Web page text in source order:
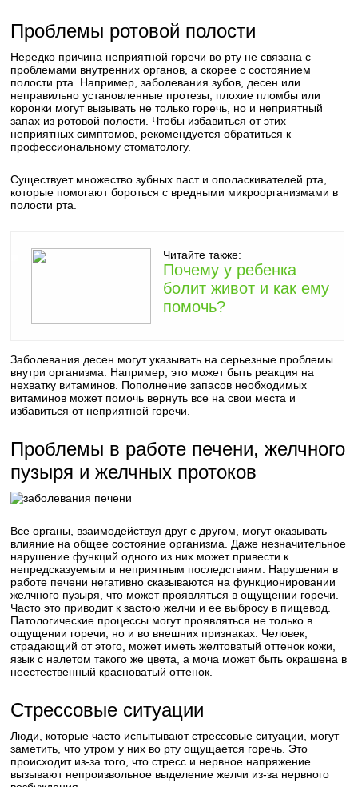
Проблемы ротовой полости
Нередко причина неприятной горечи во рту не связана с
проблемами внутренних органов, а скорее с состоянием
полости рта. Например, заболевания зубов, десен или
неправильно установленные протезы, плохие пломбы или
коронки могут вызывать не только горечь, но и неприятный
запах из ротовой полости. Чтобы избавиться от этих
неприятных симптомов, рекомендуется обратиться к
профессиональному стоматологу.
Существует множество зубных паст и ополаскивателей рта,
которые помогают бороться с вредными микроорганизмами в
полости рта.
Читайте также:
Почему у ребенка
болит живот и как ему
помочь?
Заболевания десен могут указывать на серьезные проблемы
внутри организма. Например, это может быть реакция на
нехватку витаминов. Пополнение запасов необходимых
витаминов может помочь вернуть все на свои места и
избавиться от неприятной горечи.
Проблемы в работе печени, желчного
пузыря и желчных протоков
Все органы, взаимодействуя друг с другом, могут оказывать
влияние на общее состояние организма. Даже незначительное
нарушение функций одного из них может привести к
непредсказуемым и неприятным последствиям. Нарушения в
работе печени негативно сказываются на функционировании
желчного пузыря, что может проявляться в ощущении горечи.
Часто это приводит к застою желчи и ее выбросу в пищевод.
Патологические процессы могут проявляться не только в
ощущении горечи, но и во внешних признаках. Человек,
страдающий от этого, может иметь желтоватый оттенок кожи,
язык с налетом такого же цвета, а моча может быть окрашена в
неестественный красноватый оттенок.
Стрессовые ситуации
Люди, которые часто испытывают стрессовые ситуации, могут
заметить, что утром у них во рту ощущается горечь. Это
происходит из-за того, что стресс и нервное напряжение
вызывают непроизвольное выделение желчи из-за нервного